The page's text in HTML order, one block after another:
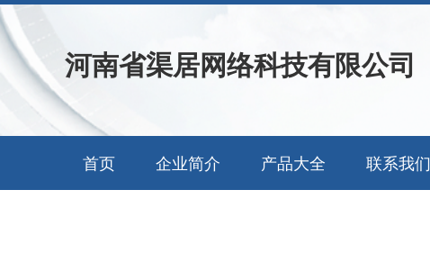
河南省渠居网络科技有限公司
首页 企业简介 产品大全 联系我们